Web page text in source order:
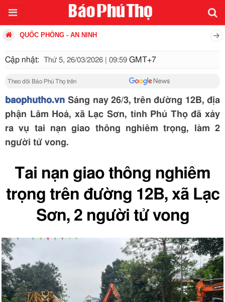
QUỐC PHÒNG - AN NINH
Cập nhật: Thứ 5, 26/03/2026 | 09:59 GMT+7
Theo dõi Báo Phú Thọ trên
baophutho.vn Sáng nay 26/3, trên đường 12B, địa
phận Lâm Hoá, xã Lạc Sơn, tỉnh Phú Thọ đã xảy
ra vụ tai nạn giao thông nghiêm trọng, làm 2
người tử vong.
Tai nạn giao thông nghiêm
trọng trên đường 12B, xã Lạc
Sơn, 2 người tử vong